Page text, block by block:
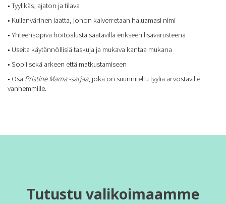
• Tyylikäs, ajaton ja tilava
• Kullanvärinen laatta, johon kaiverretaan haluamasi nimi
• Yhteensopiva hoitoalusta saatavilla erikseen lisävarusteena
• Useita käytännöllisiä taskuja ja mukava kantaa mukana
• Sopii sekä arkeen että matkustamiseen
• Osa Pristine Mama -sarjaa, joka on suunniteltu tyyliä arvostaville
vanhemmille.
Tutustu valikoimaamme